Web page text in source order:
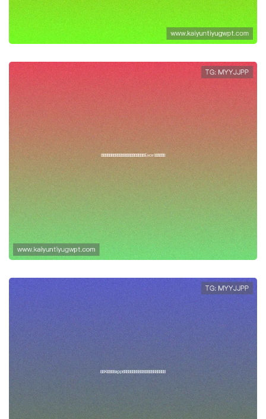
的战术分析与点评
科特迪瓦与厄瓜多尔在世界杯的比赛时
间安排及Excel赛程表一览